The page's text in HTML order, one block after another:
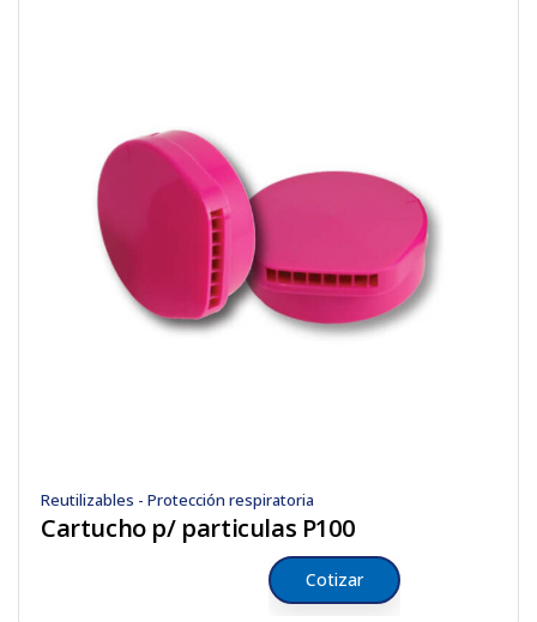
Reutilizables - Protección respiratoria
Cartucho p/ particulas P100
Cotizar